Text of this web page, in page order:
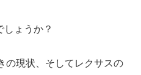
しょうか？
の現状、そしてレクサスの